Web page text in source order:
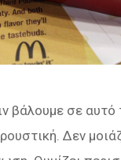
βάλουμε σε αυτό
Δεν